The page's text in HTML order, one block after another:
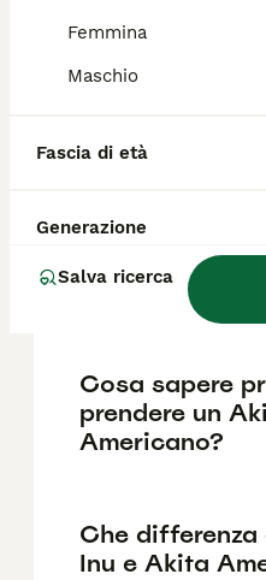
Femmina
Maschio
Fascia di età
Generazione
Salva ricerca
reputazione
più comuni
Americano?
Qual è il
Americano?
Cosa sapere
prendere un
Americano?
Che
Inu e Akita